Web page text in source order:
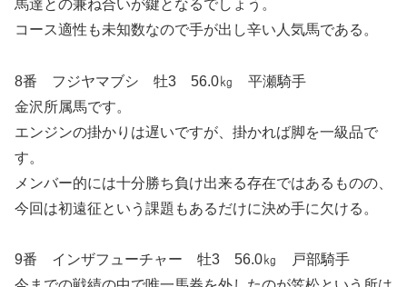
馬達との兼ね合いが鍵となるでしょう。
コース適性も未知数なので手が出し辛い人気馬である。
8番 フジヤマブシ 牡3 56.0㎏ 平瀬騎手
金沢所属馬です。
エンジンの掛かりは遅いですが、掛かれば脚を一級品で
す。
メンバー的には十分勝ち負け出来る存在ではあるものの、
今回は初遠征という課題もあるだけに決め手に欠ける。
9番 インザフューチャー 牡3 56.0㎏ 戸部騎手